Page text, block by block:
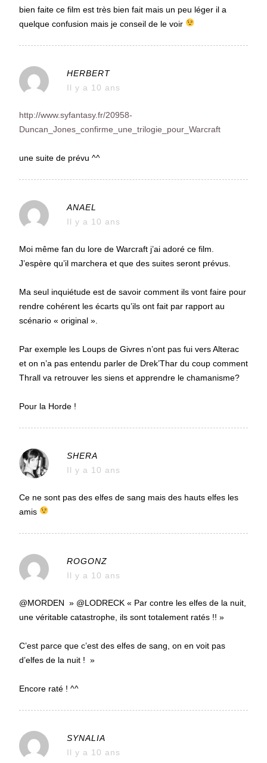
bien faite ce film est très bien fait mais un peu léger il a
quelque confusion mais je conseil de le voir
HERBERT
Il y a 10 ans
http://www.syfantasy.fr/20958-
Duncan_Jones_confirme_une_trilogie_pour_Warcraft
une suite de prévu ^^
ANAEL
Il y a 10 ans
Moi même fan du lore de Warcraft j’ai adoré ce film.
J’espère qu’il marchera et que des suites seront prévus.
Ma seul inquiétude est de savoir comment ils vont faire pour
rendre cohérent les écarts qu’ils ont fait par rapport au
scénario « original ».
Par exemple les Loups de Givres n’ont pas fui vers Alterac
et on n’a pas entendu parler de Drek’Thar du coup comment
Thrall va retrouver les siens et apprendre le chamanisme?
Pour la Horde !
SHERA
Il y a 10 ans
Ce ne sont pas des elfes de sang mais des hauts elfes les
amis
ROGONZ
Il y a 10 ans
@MORDEN » @LODRECK « Par contre les elfes de la nuit,
une véritable catastrophe, ils sont totalement ratés !! »
C’est parce que c’est des elfes de sang, on en voit pas
d’elfes de la nuit ! »
Encore raté ! ^^
SYNALIA
Il y a 10 ans